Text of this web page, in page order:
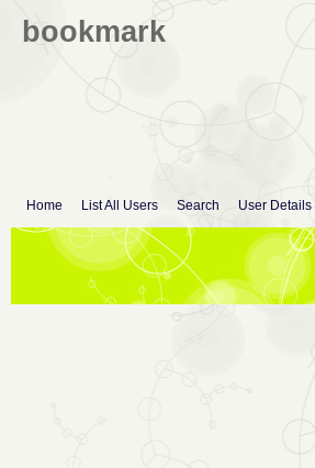
bookmark
Home List All Users Search User Details